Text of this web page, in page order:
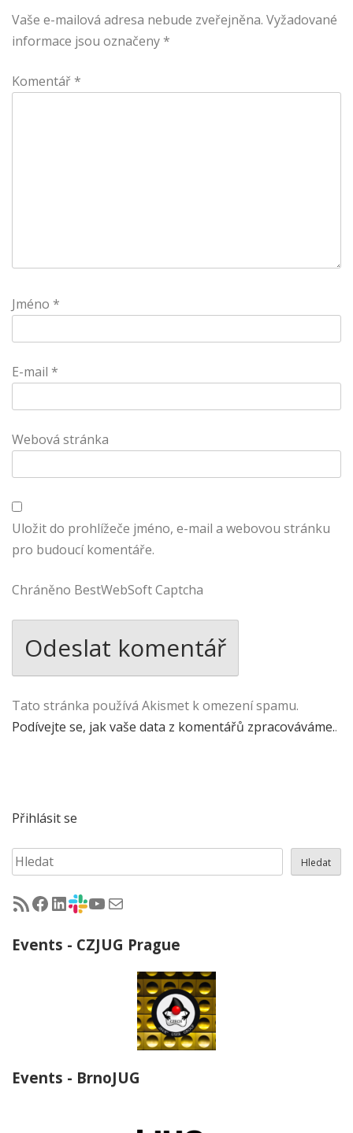
Vaše e-mailová adresa nebude zveřejněna. Vyžadované
informace jsou označeny *
Komentář *
Jméno *
E-mail *
Webová stránka
Uložit do prohlížeče jméno, e-mail a webovou stránku
pro budoucí komentáře.
Chráněno BestWebSoft Captcha
Tato stránka používá Akismet k omezení spamu.
Podívejte se, jak vaše data z komentářů zpracováváme..
Přihlásit se
Hledat Hledat
RSS - články na jug.cz
Facebook skupina Czech Java User Group
LinkedIn skupina Czech Java User Group
CZJUG Slack fórum
CZJUG YouTube kanálCZJUG email
Events - CZJUG Prague
Events - BrnoJUG